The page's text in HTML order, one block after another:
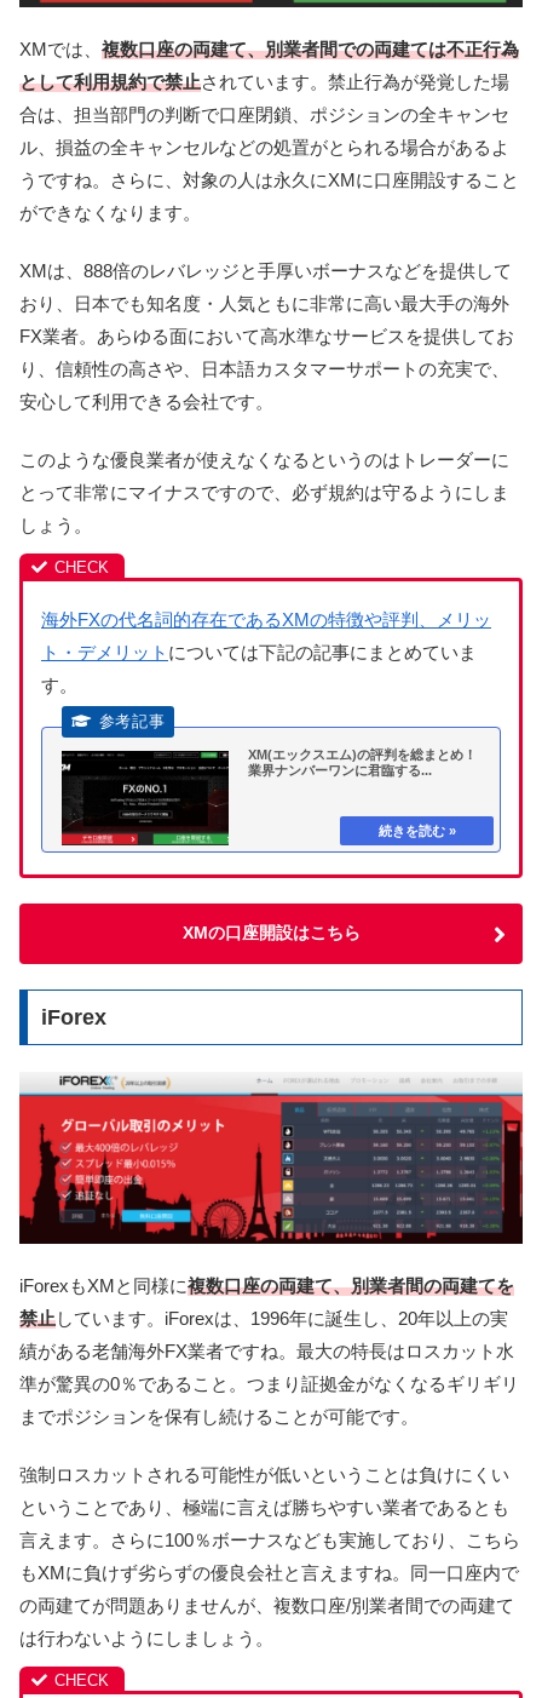
XMでは、 複数口座の両建て、別業者間での両建ては不正行為
として利用規約で禁止されています。禁止行為が発覚した場
合は、担当部門の判断で口座閉鎖、ポジションの全キャンセ
ル、損益の全キャンセルなどの処置がとられる場合があるよ
うですね。さらに、対象の人は永久にXMに口座開設すること
ができなくなります。
XMは、888倍のレバレッジと手厚いボーナスなどを提供して
おり、日本でも知名度・人気ともに非常に高い最大手の海外
FX業者。あらゆる面において高水準なサービスを提供してお
り、信頼性の高さや、日本語カスタマーサポートの充実で、
安心して利用できる会社です。
このような優良業者が使えなくなるというのはトレーダーに
とって非常にマイナスですので、必ず規約は守るようにしま
しょう。
海外FXの代名詞的存在であるXMの特徴や評判、メリッ
ト・デメリット については下記の記事にまとめていま
す。
XM(エックスエム)の評判を総まとめ！
業界ナンバーワンに君臨する...
XMの口座開設はこちら
iForex
iForexもXMと同様に複数口座の両建て、別業者間の両建てを
禁止しています。iForexは、1996年に誕生し、20年以上の実
績がある老舗海外FX業者ですね。最大の特長はロスカット水
準が驚異の0％であること。つまり証拠金がなくなるギリギリ
までポジションを保有し続けることが可能です。
強制ロスカットされる可能性が低いということは負けにくい
ということであり、極端に言えば勝ちやすい業者であるとも
言えます。さらに100％ボーナスなども実施しており、こちら
もXMに負けず劣らずの優良会社と言えますね。同一口座内で
の両建てが問題ありませんが、複数口座/別業者間での両建て
は行わないようにしましょう。